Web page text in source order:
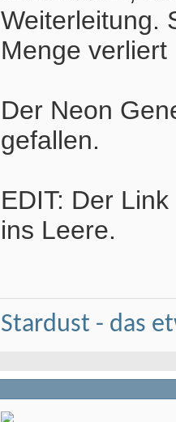
Weiterleitung.
Menge
Der Neon
gefallen.
EDIT: Der
ins Leere.
Stardust - das